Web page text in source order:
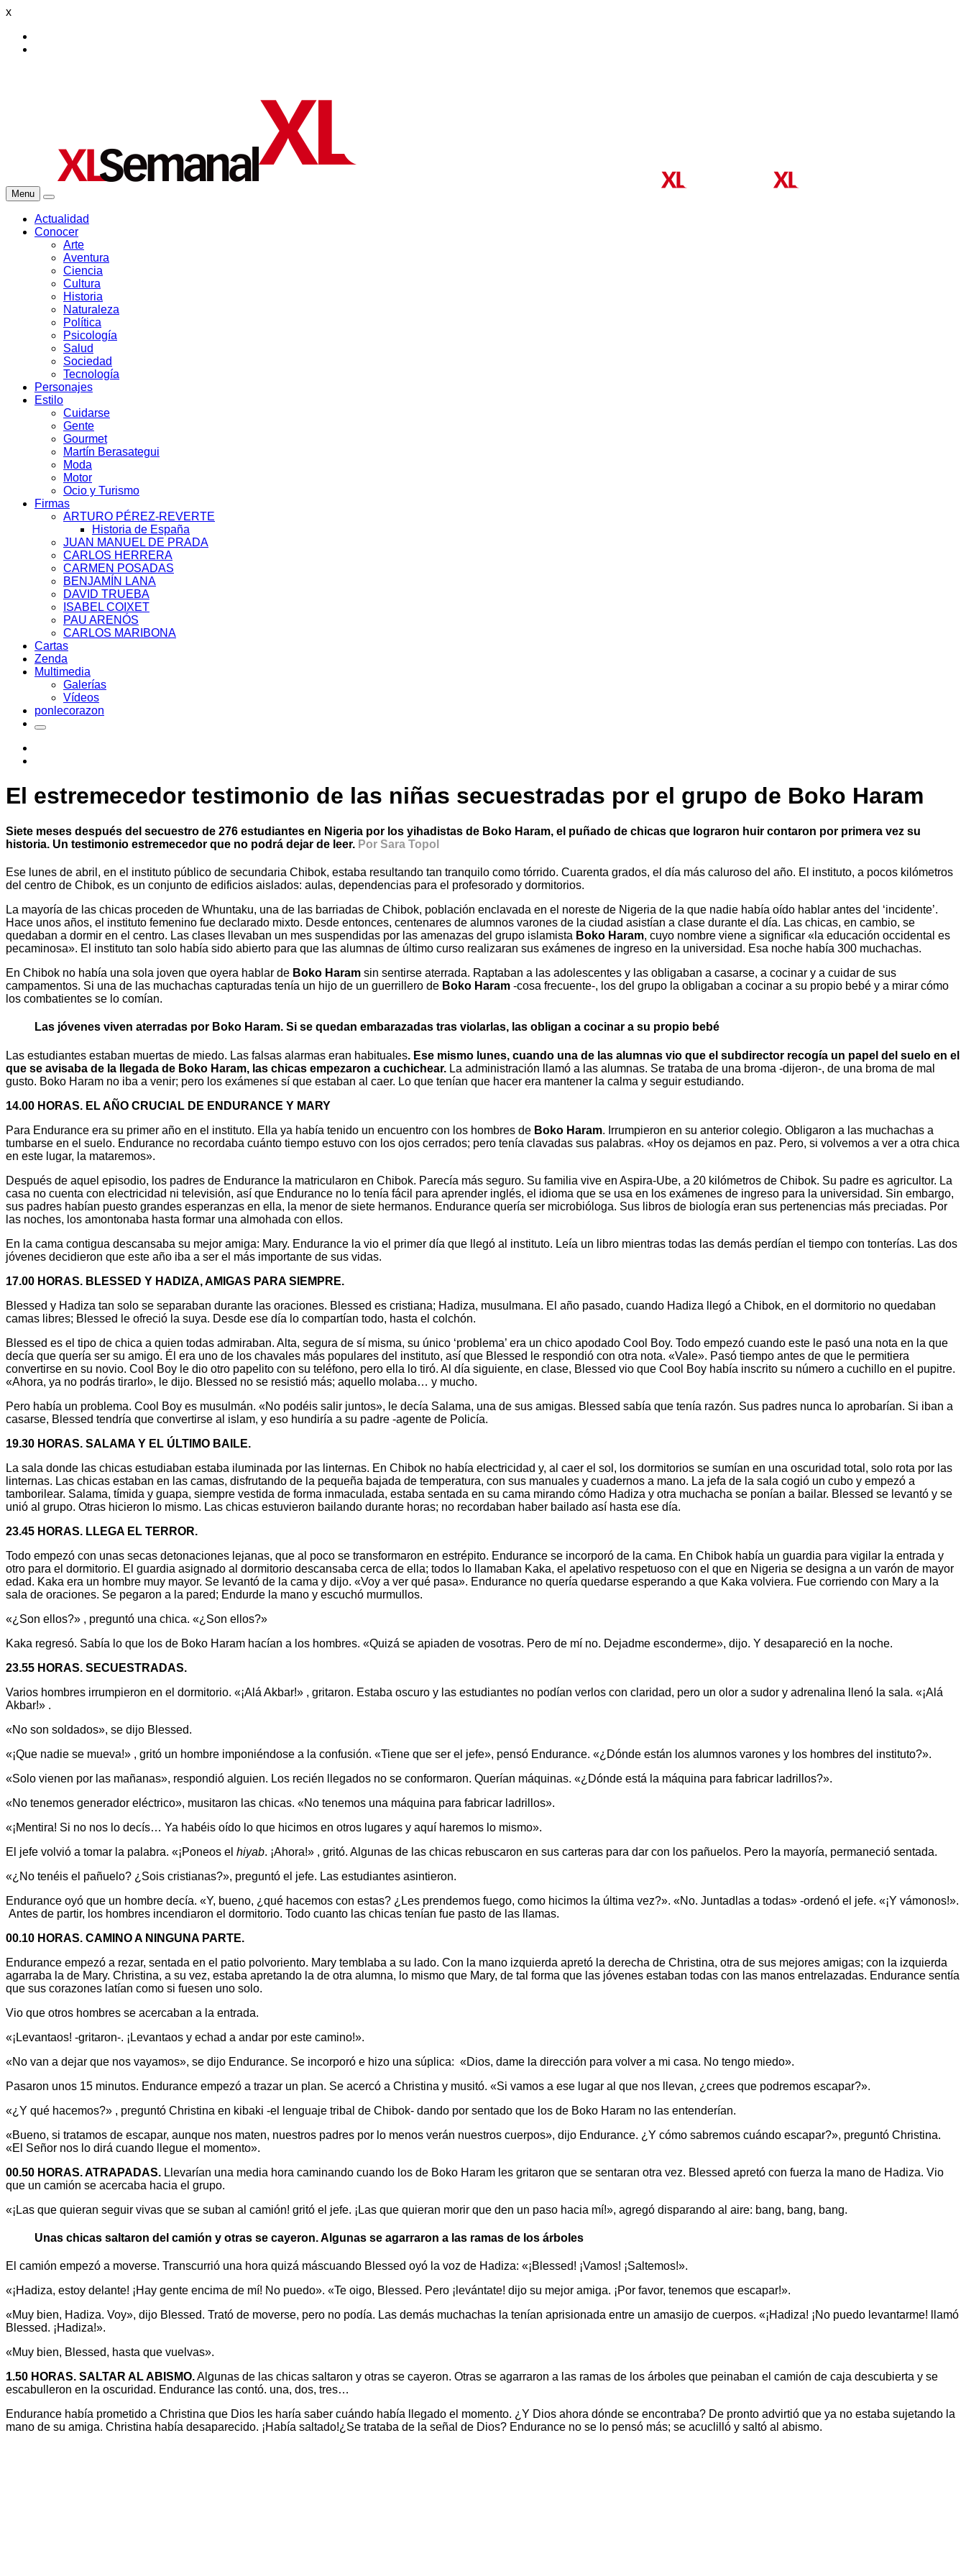
x
Menu
Actualidad
Conocer
Arte
Aventura
Ciencia
Cultura
Historia
Naturaleza
Política
Psicología
Salud
Sociedad
Tecnología
Personajes
Estilo
Cuidarse
Gente
Gourmet
Martín Berasategui
Moda
Motor
Ocio y Turismo
Firmas
ARTURO PÉREZ-REVERTE
Historia de España
JUAN MANUEL DE PRADA
CARLOS HERRERA
CARMEN POSADAS
BENJAMÍN LANA
DAVID TRUEBA
ISABEL COIXET
PAU ARENÓS
CARLOS MARIBONA
Cartas
Zenda
Multimedia
Galerías
Vídeos
ponlecorazon
El estremecedor testimonio de las niñas secuestradas por el grupo de Boko Haram
Siete meses después del secuestro de 276 estudiantes en Nigeria por los yihadistas de Boko Haram, el puñado de chicas que lograron huir contaron por primera vez su
historia. Un testimonio estremecedor que no podrá dejar de leer. Por Sara Topol
Ese lunes de abril, en el instituto público de secundaria Chibok, estaba resultando tan tranquilo como tórrido. Cuarenta grados, el día más caluroso del año. El instituto, a pocos kilómetros
del centro de Chibok, es un conjunto de edificios aislados: aulas, dependencias para el profesorado y dormitorios.
La mayoría de las chicas proceden de Whuntaku, una de las barriadas de Chibok, población enclavada en el noreste de Nigeria de la que nadie había oído hablar antes del ‘incidente’.
Hace unos años, el instituto femenino fue declarado mixto. Desde entonces, centenares de alumnos varones de la ciudad asistían a clase durante el día. Las chicas, en cambio, se
quedaban a dormir en el centro. Las clases llevaban un mes suspendidas por las amenazas del grupo islamista Boko Haram, cuyo nombre viene a significar «la educación occidental es
pecaminosa». El instituto tan solo había sido abierto para que las alumnas de último curso realizaran sus exámenes de ingreso en la universidad. Esa noche había 300 muchachas.
En Chibok no había una sola joven que oyera hablar de Boko Haram sin sentirse aterrada. Raptaban a las adolescentes y las obligaban a casarse, a cocinar y a cuidar de sus
campamentos. Si una de las muchachas capturadas tenía un hijo de un guerrillero de Boko Haram -cosa frecuente-, los del grupo la obligaban a cocinar a su propio bebé y a mirar cómo
los combatientes se lo comían.
Las jóvenes viven aterradas por Boko Haram. Si se quedan embarazadas tras violarlas, las obligan a cocinar a su propio bebé
Las estudiantes estaban muertas de miedo. Las falsas alarmas eran habituales. Ese mismo lunes, cuando una de las alumnas vio que el subdirector recogía un papel del suelo en el
que se avisaba de la llegada de Boko Haram, las chicas empezaron a cuchichear. La administración llamó a las alumnas. Se trataba de una broma -dijeron-, de una broma de mal
gusto. Boko Haram no iba a venir; pero los exámenes sí que estaban al caer. Lo que tenían que hacer era mantener la calma y seguir estudiando.
14.00 HORAS. EL AÑO CRUCIAL DE ENDURANCE Y MARY
Para Endurance era su primer año en el instituto. Ella ya había tenido un encuentro con los hombres de Boko Haram. Irrumpieron en su anterior colegio. Obligaron a las muchachas a
tumbarse en el suelo. Endurance no recordaba cuánto tiempo estuvo con los ojos cerrados; pero tenía clavadas sus palabras. «Hoy os dejamos en paz. Pero, si volvemos a ver a otra chica
en este lugar, la mataremos».
Después de aquel episodio, los padres de Endurance la matricularon en Chibok. Parecía más seguro. Su familia vive en Aspira-Ube, a 20 kilómetros de Chibok. Su padre es agricultor. La
casa no cuenta con electricidad ni televisión, así que Endurance no lo tenía fácil para aprender inglés, el idioma que se usa en los exámenes de ingreso para la universidad. Sin embargo,
sus padres habían puesto grandes esperanzas en ella, la menor de siete hermanos. Endurance quería ser microbióloga. Sus libros de biología eran sus pertenencias más preciadas. Por
las noches, los amontonaba hasta formar una almohada con ellos.
En la cama contigua descansaba su mejor amiga: Mary. Endurance la vio el primer día que llegó al instituto. Leía un libro mientras todas las demás perdían el tiempo con tonterías. Las dos
jóvenes decidieron que este año iba a ser el más importante de sus vidas.
17.00 HORAS. BLESSED Y HADIZA, AMIGAS PARA SIEMPRE.
Blessed y Hadiza tan solo se separaban durante las oraciones. Blessed es cristiana; Hadiza, musulmana. El año pasado, cuando Hadiza llegó a Chibok, en el dormitorio no quedaban
camas libres; Blessed le ofreció la suya. Desde ese día lo compartían todo, hasta el colchón.
Blessed es el tipo de chica a quien todas admiraban. Alta, segura de sí misma, su único ‘problema’ era un chico apodado Cool Boy. Todo empezó cuando este le pasó una nota en la que
decía que quería ser su amigo. Él era uno de los chavales más populares del instituto, así que Blessed le respondió con otra nota. «Vale». Pasó tiempo antes de que le permitiera
convertirse en su novio. Cool Boy le dio otro papelito con su teléfono, pero ella lo tiró. Al día siguiente, en clase, Blessed vio que Cool Boy había inscrito su número a cuchillo en el pupitre.
«Ahora, ya no podrás tirarlo», le dijo. Blessed no se resistió más; aquello molaba… y mucho.
Pero había un problema. Cool Boy es musulmán. «No podéis salir juntos», le decía Salama, una de sus amigas. Blessed sabía que tenía razón. Sus padres nunca lo aprobarían. Si iban a
casarse, Blessed tendría que convertirse al islam, y eso hundiría a su padre -agente de Policía.
19.30 HORAS. SALAMA Y EL ÚLTIMO BAILE.
La sala donde las chicas estudiaban estaba iluminada por las linternas. En Chibok no había electricidad y, al caer el sol, los dormitorios se sumían en una oscuridad total, solo rota por las
linternas. Las chicas estaban en las camas, disfrutando de la pequeña bajada de temperatura, con sus manuales y cuadernos a mano. La jefa de la sala cogió un cubo y empezó a
tamborilear. Salama, tímida y guapa, siempre vestida de forma inmaculada, estaba sentada en su cama mirando cómo Hadiza y otra muchacha se ponían a bailar. Blessed se levantó y se
unió al grupo. Otras hicieron lo mismo. Las chicas estuvieron bailando durante horas; no recordaban haber bailado así hasta ese día.
23.45 HORAS. LLEGA EL TERROR.
Todo empezó con unas secas detonaciones lejanas, que al poco se transformaron en estrépito. Endurance se incorporó de la cama. En Chibok había un guardia para vigilar la entrada y
otro para el dormitorio. El guardia asignado al dormitorio descansaba cerca de ella; todos lo llamaban Kaka, el apelativo respetuoso con el que en Nigeria se designa a un varón de mayor
edad. Kaka era un hombre muy mayor. Se levantó de la cama y dijo. «Voy a ver qué pasa». Endurance no quería quedarse esperando a que Kaka volviera. Fue corriendo con Mary a la
sala de oraciones. Se pegaron a la pared; Endurde la mano y escuchó murmullos.
«¿Son ellos?» , preguntó una chica. «¿Son ellos?»
Kaka regresó. Sabía lo que los de Boko Haram hacían a los hombres. «Quizá se apiaden de vosotras. Pero de mí no. Dejadme esconderme», dijo. Y desapareció en la noche.
23.55 HORAS. SECUESTRADAS.
Varios hombres irrumpieron en el dormitorio. «¡Alá Akbar!» , gritaron. Estaba oscuro y las estudiantes no podían verlos con claridad, pero un olor a sudor y adrenalina llenó la sala. «¡Alá
Akbar!» .
«No son soldados», se dijo Blessed.
«¡Que nadie se mueva!» , gritó un hombre imponiéndose a la confusión. «Tiene que ser el jefe», pensó Endurance. «¿Dónde están los alumnos varones y los hombres del instituto?».
«Solo vienen por las mañanas», respondió alguien. Los recién llegados no se conformaron. Querían máquinas. «¿Dónde está la máquina para fabricar ladrillos?».
«No tenemos generador eléctrico», musitaron las chicas. «No tenemos una máquina para fabricar ladrillos».
«¡Mentira! Si no nos lo decís… Ya habéis oído lo que hicimos en otros lugares y aquí haremos lo mismo».
El jefe volvió a tomar la palabra. «¡Poneos el hiyab. ¡Ahora!» , gritó. Algunas de las chicas rebuscaron en sus carteras para dar con los pañuelos. Pero la mayoría, permaneció sentada.
«¿No tenéis el pañuelo? ¿Sois cristianas?», preguntó el jefe. Las estudiantes asintieron.
Endurance oyó que un hombre decía. «Y, bueno, ¿qué hacemos con estas? ¿Les prendemos fuego, como hicimos la última vez?». «No. Juntadlas a todas» -ordenó el jefe. «¡Y vámonos!».
Antes de partir, los hombres incendiaron el dormitorio. Todo cuanto las chicas tenían fue pasto de las llamas.
00.10 HORAS. CAMINO A NINGUNA PARTE.
Endurance empezó a rezar, sentada en el patio polvoriento. Mary temblaba a su lado. Con la mano izquierda apretó la derecha de Christina, otra de sus mejores amigas; con la izquierda
agarraba la de Mary. Christina, a su vez, estaba apretando la de otra alumna, lo mismo que Mary, de tal forma que las jóvenes estaban todas con las manos entrelazadas. Endurance sentía
que sus corazones latían como si fuesen uno solo.
Vio que otros hombres se acercaban a la entrada.
«¡Levantaos! -gritaron-. ¡Levantaos y echad a andar por este camino!».
«No van a dejar que nos vayamos», se dijo Endurance. Se incorporó e hizo una súplica: «Dios, dame la dirección para volver a mi casa. No tengo miedo».
Pasaron unos 15 minutos. Endurance empezó a trazar un plan. Se acercó a Christina y musitó. «Si vamos a ese lugar al que nos llevan, ¿crees que podremos escapar?».
«¿Y qué hacemos?» , preguntó Christina en kibaki -el lenguaje tribal de Chibok- dando por sentado que los de Boko Haram no las entenderían.
«Bueno, si tratamos de escapar, aunque nos maten, nuestros padres por lo menos verán nuestros cuerpos», dijo Endurance. ¿Y cómo sabremos cuándo escapar?», preguntó Christina.
«El Señor nos lo dirá cuando llegue el momento».
00.50 HORAS. ATRAPADAS. Llevarían una media hora caminando cuando los de Boko Haram les gritaron que se sentaran otra vez. Blessed apretó con fuerza la mano de Hadiza. Vio
que un camión se acercaba hacia el grupo.
«¡Las que quieran seguir vivas que se suban al camión! gritó el jefe. ¡Las que quieran morir que den un paso hacia mí!», agregó disparando al aire: bang, bang, bang.
Unas chicas saltaron del camión y otras se cayeron. Algunas se agarraron a las ramas de los árboles
El camión empezó a moverse. Transcurrió una hora quizá máscuando Blessed oyó la voz de Hadiza: «¡Blessed! ¡Vamos! ¡Saltemos!».
«¡Hadiza, estoy delante! ¡Hay gente encima de mí! No puedo». «Te oigo, Blessed. Pero ¡levántate! dijo su mejor amiga. ¡Por favor, tenemos que escapar!».
«Muy bien, Hadiza. Voy», dijo Blessed. Trató de moverse, pero no podía. Las demás muchachas la tenían aprisionada entre un amasijo de cuerpos. «¡Hadiza! ¡No puedo levantarme! llamó
Blessed. ¡Hadiza!».
«Muy bien, Blessed, hasta que vuelvas».
1.50 HORAS. SALTAR AL ABISMO.Algunas de las chicas saltaron y otras se cayeron. Otras se agarraron a las ramas de los árboles que peinaban el camión de caja descubierta y se
escabulleron en la oscuridad. Endurance las contó. una, dos, tres…
Endurance había prometido a Christina que Dios les haría saber cuándo había llegado el momento. ¿Y Dios ahora dónde se encontraba? De pronto advirtió que ya no estaba sujetando la
mano de su amiga. Christina había desaparecido. ¡Había saltado!¿Se trataba de la señal de Dios? Endurance no se lo pensó más; se acuclilló y saltó al abismo.